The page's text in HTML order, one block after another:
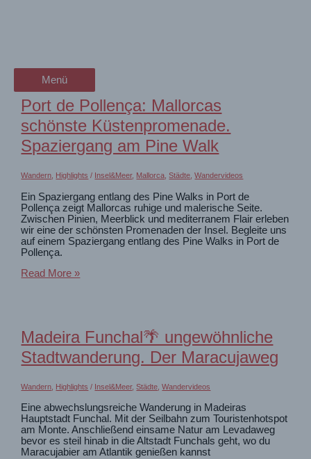
Menü
Menü
Port de Pollença: Mallorcas
schönste Küstenpromenade.
Spaziergang am Pine Walk
Wandern Highlights / Insel&Meer, Mallorca ,Städte ,Wandervideos
Ein Spaziergang entlang des Pine Walks in Port de
Pollença zeigt Mallorcas ruhige und malerische Seite.
Zwischen Pinien, Meerblick und mediterranem Flair erleben
wir eine der schönsten Promenaden der Insel. Begleite uns
auf einem Spaziergang entlang des Pine Walks in Port de
Pollença.
Port
Spaziergang
am
Pine
Read More »
Madeira Funchal🌴 ungewöhnliche
Stadtwanderung. Der Maracujaweg
Wandern Highlights / Insel&Meer,Städte ,Wandervideos
Eine abwechslungsreiche Wanderung in Madeiras
Hauptstadt Funchal. Mit der Seilbahn zum Touristenhotspot
am Monte. Anschließend einsame Natur am Levadaweg
bevor es steil hinab in die Altstadt Funchals geht, wo du
Maracujabier am Atlantik genießen kannst